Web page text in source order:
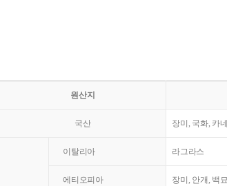
원산지
국산 장미, 국화, 카
이탈리아 라그라스
에티오피아 장미, 안개, 백